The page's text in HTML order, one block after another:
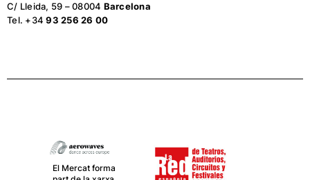
C/ Lleida, 59 – 08004 Barcelona
Tel. +3493 256 26 00
juntament amb
La Central del
Circ, van de la